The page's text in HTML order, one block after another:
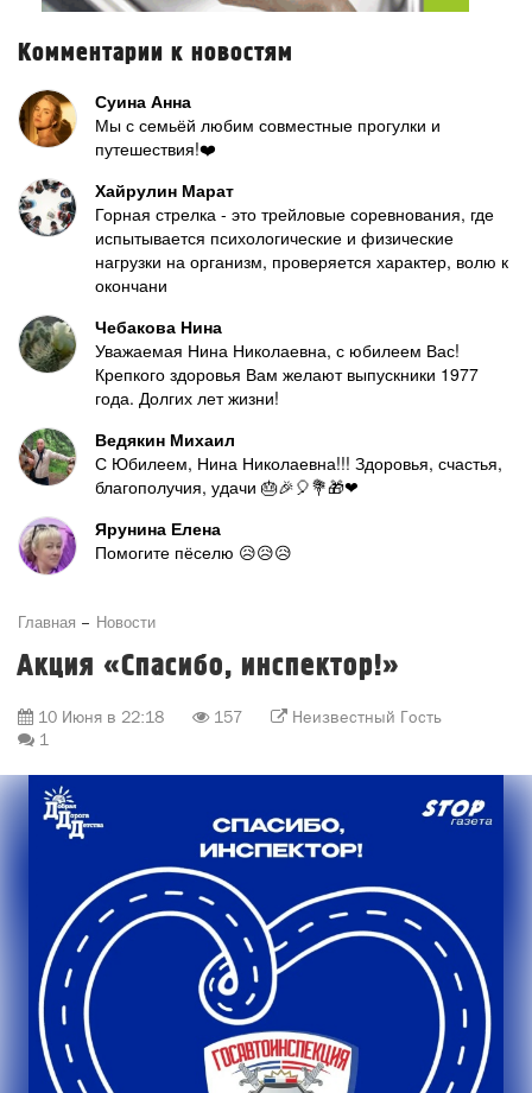
Комментарии к новостям
Суина Анна
Мы с семьёй любим совместные прогулки и
путешествия!❤️
Хайрулин Марат
Горная стрелка - это трейловые соревнования, где
испытывается психологические и физические
нагрузки на организм, проверяется характер, волю к
окончани
Чебакова Нина
Уважаемая Нина Николаевна, с юбилеем Вас!
Крепкого здоровья Вам желают выпускники 1977
года. Долгих лет жизни!
Ведякин Михаил
С Юбилеем, Нина Николаевна!!! Здоровья, счастья,
благополучия, удачи 🎂🎉🎈💐🎁❤
Ярунина Елена
Помогите пёселю 😥😥😥
Главная Новости
Акция «Спасибо, инспектор!»
10 Июня в 22:18 157
Неизвестный Гость
1